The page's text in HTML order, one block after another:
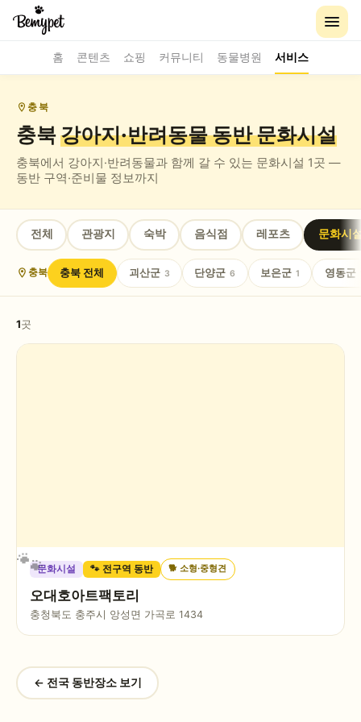
홈 콘텐츠 쇼핑 커뮤니티 동물병원 서비스
충북
충북강아지·반려동물 동반문화시설
충북에서 강아지·반려동물과 함께 갈 수 있는 문화시설 1곳 —
동반 구역·준비물 정보까지
전체 관광지 숙박 음식점 레포츠 문화시
충북 충북 전체 괴산군 3 단양군 6 보은군 1 영동군
1곳
문화시설 🐾 전구역 동반 🐕소형·중형견
오대호아트팩토리
충청북도 충주시 앙성면 가곡로 1434
← 전국 동반장소 보기